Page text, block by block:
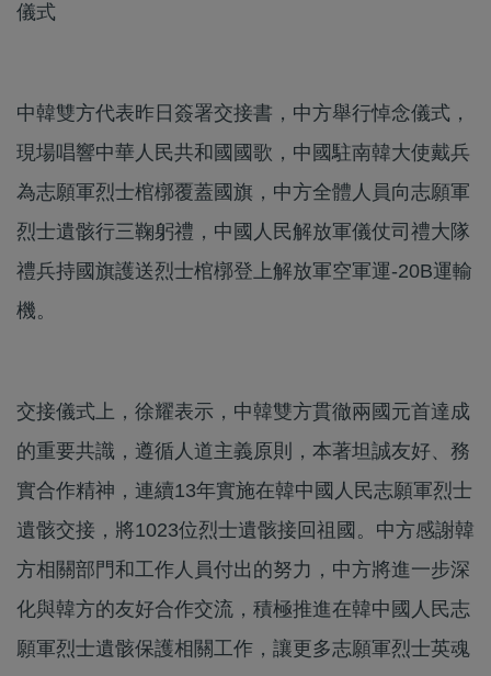
儀式
中韓雙方代表昨日簽署交接書，中方舉行悼念儀式，
現場唱響中華人民共和國國歌，中國駐南韓大使戴兵
為志願軍烈士棺槨覆蓋國旗，中方全體人員向志願軍
烈士遺骸行三鞠躬禮，中國人民解放軍儀仗司禮大隊
禮兵持國旗護送烈士棺槨登上解放軍空軍運-20B運輸
機。
交接儀式上，徐耀表示，中韓雙方貫徹兩國元首達成
的重要共識，遵循人道主義原則，本著坦誠友好、務
實合作精神，連續13年實施在韓中國人民志願軍烈士
遺骸交接，將1023位烈士遺骸接回祖國。中方感謝韓
方相關部門和工作人員付出的努力，中方將進一步深
化與韓方的友好合作交流，積極推進在韓中國人民志
願軍烈士遺骸保護相關工作，讓更多志願軍烈士英魂